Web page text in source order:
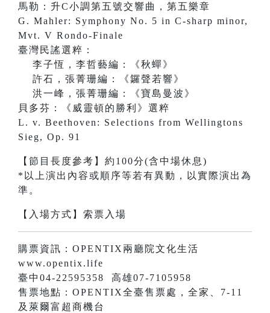
馬勒：升C小調第五號交響曲，第五樂章
G. Mahler: Symphony No. 5 in C-sharp minor,
Mvt. V Rondo-Finale
臺灣民謠選粹：
李子恆，李哲藝編：《秋蟬》
許石，張菁珊編：《鑼聲若響》
洪一峰，張菁珊編：《寶島曼波》
貝多芬：《威靈頓的勝利》選粹
L. v. Beethoven: Selections from Wellingtons
Sieg, Op. 91
【節目長度參考】約100分(含中場休息)
*以上演出內容或順序等若有異動，以實際演出為
準。
【入場方式】索票入場
購票資訊：OPENTIX兩廳院文化生活
www.opentix.life
臺中04-22595358 高雄07-7105958
售票地點：OPENTIX全臺售票處，全家、7-11
及萊爾富超商機台